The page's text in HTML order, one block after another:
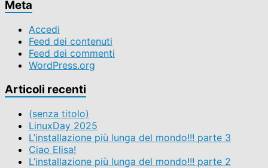
Meta
Accedi
Feed dei contenuti
Feed dei commenti
WordPress.org
Articoli recenti
(senza titolo)
LinuxDay 2025
L’installazione più lunga del mondo!!! parte 3
Ciao Elisa!
L’installazione più lunga del mondo!!! parte 2